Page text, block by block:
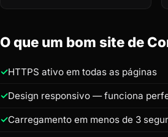
O que um bom site de
HTTPS ativo em todas as páginas
Design responsivo — funciona
Carregamento em menos de 3